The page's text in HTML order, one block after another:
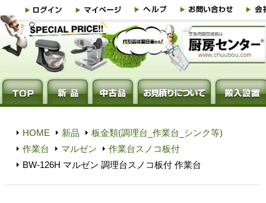
HOME 新品
板金類(調理台_作業台_シンク等)
作業台
マルゼン
作業台スノコ板付
BW-126H マルゼン 調理台スノコ板付 作業台